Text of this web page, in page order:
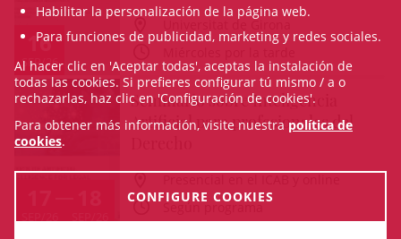
16
SEP/26
Universitat de Girona
Seminario sobre Inteligencia
Artificial para profesionales del
Según programa
Habilitar la personalización de la página web.
Para funciones de publicidad, marketing y redes sociales.
Al hacer clic en 'Aceptar todas', aceptas la instalación de
todas las cookies. Si prefieres configurar tú mismo / a o
rechazarlas, haz clic en 'Configuración de cookies'.
Para obtener más información, visite nuestra política de
cookies.
CONFIGURE COOKIES